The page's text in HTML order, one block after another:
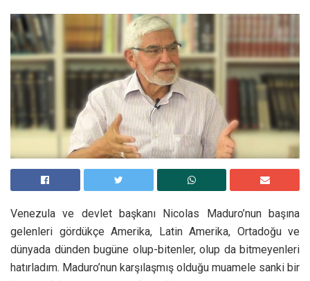
Venezula ve devlet başkanı Nicolas Maduro’nun başına
gelenleri gördükçe Amerika, Latin Amerika, Ortadoğu ve
dünyada dünden bugüne olup-bitenler, olup da bitmeyenleri
hatırladım. Maduro’nun karşılaşmış olduğu muamele sanki bir